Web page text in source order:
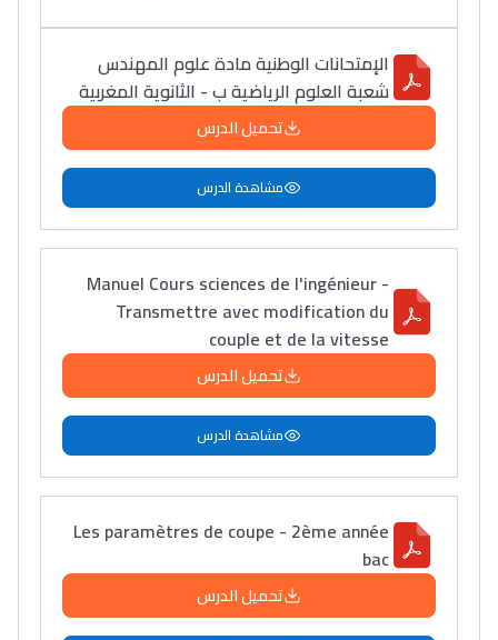
الإمتحانات الوطنية مادة علوم المهندس
شعبة العلوم الرياضية ب - الثانوية المغربية
تحميل الدرس
مشاهدة الدرس
Manuel Cours sciences de l'ingénieur -
Transmettre avec modification du
couple et de la vitesse
تحميل الدرس
مشاهدة الدرس
Les paramètres de coupe - 2ème année
bac
تحميل الدرس